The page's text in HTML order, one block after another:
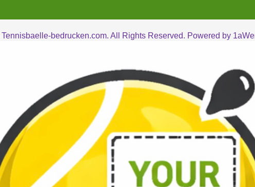
Tennisbaelle-bedrucken.com. All Rights Reserved. Powered by